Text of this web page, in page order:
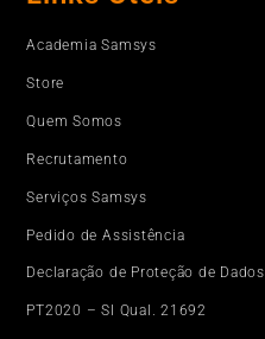
Academia Samsys
Store
Quem Somos
Recrutamento
Serviços Samsys
Pedido de Assistência
Declaração de Proteção de Dados
PT2020 – SI Qual. 21692